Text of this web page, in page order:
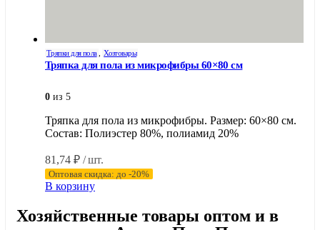
Тряпки для пола, Хозтовары
Тряпка для пола из микрофибры 60×80 см
0 из 5
Тряпка для пола из микрофибры. Размер: 60×80 см.
Состав: Полиэстер 80%, полиамид 20%
81,74 ₽ / шт.
Оптовая скидка: до -20%
В корзину
Хозяйственные товары оптом и в